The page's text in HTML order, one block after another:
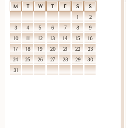
M T W T F S
S
1
2
3
4 5 6 7 8
9
10
11 12 13 14 15
16
17
18 19 20 21 22
23
24
25 26 27 28 29
30
31